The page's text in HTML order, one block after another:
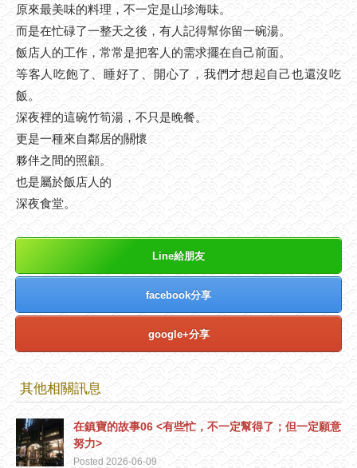
原來最美味的料理，不一定是山珍海味。
而是在忙碌了一整天之後，有人記得幫你留一碗湯。
飯店人的工作，常常是把客人的需求擺在自己前面。
等客人吃飽了、睡好了、開心了，我們才想起自己也還沒吃
飯。
深夜裡的這碗竹筍湯，不只是晚餐。
更是一種來自鄰居的關懷
夥伴之間的照顧。
也是屬於飯店人的
深夜食堂。
Line給朋友
facebook分享
google+分享
其他相關訊息
在鎮寶的故事06 <有些忙，不一定幫得了；但一定願意
努力>
Posted 2026-06-09